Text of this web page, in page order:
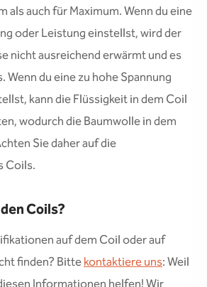
als auch für Maximum. Wenn du eine
oder Leistung einstellst, wird der
nicht ausreichend erwärmt und es
du eine zu hohe Spannung
kann die Flüssigkeit in dem Coil
wodurch die Baumwolle in dem
Sie daher auf die
Coils.
Coils?
auf dem Coil oder auf
finden? Bittekontaktiere uns: Weil